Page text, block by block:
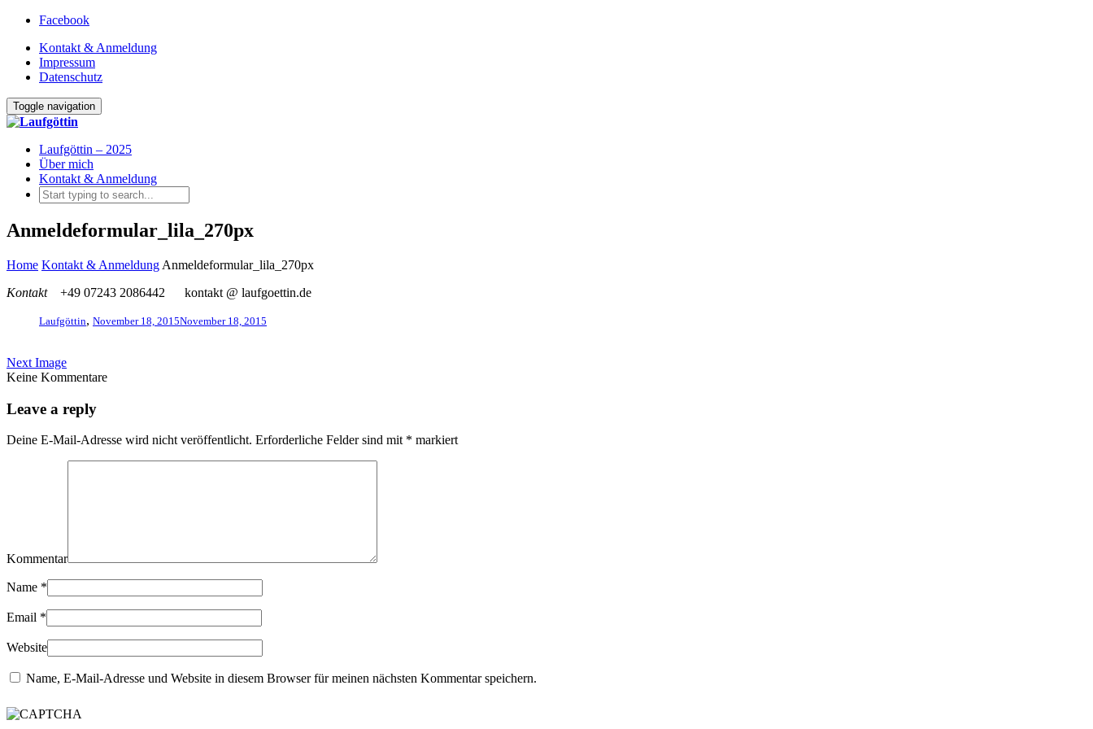
Facebook
Kontakt & Anmeldung
Impressum
Datenschutz
Toggle navigation
Laufgöttin – 2025
Über mich
Kontakt & Anmeldung
Anmeldeformular_lila_270px
Home Kontakt & Anmeldung Anmeldeformular_lila_270px
Kontakt
+49 07243 2086442 kontakt @ laufgoettin.de
Laufgöttin, November 18, 2015November 18, 2015
Next Image
Keine Kommentare
Leave a reply
Deine E-Mail-Adresse wird nicht veröffentlicht. Erforderliche Felder sind mit * markiert
Kommentar
Name *
Email *
Website
Name, E-Mail-Adresse und Website in diesem Browser für meinen nächsten Kommentar speichern.